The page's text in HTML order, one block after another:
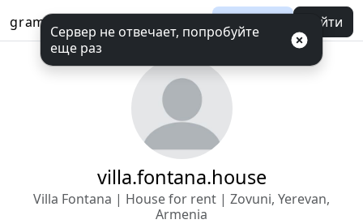
gramotool Баланс Войти
villa.fontana.house
Villa Fontana | House for rent | Zovuni, Yerevan,
Armenia
Сервер не отвечает, попробуйте
еще раз